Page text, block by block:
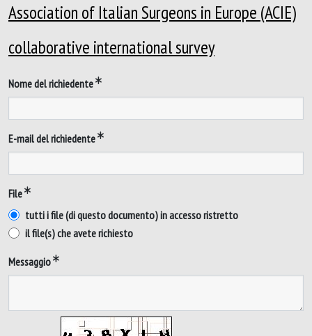
Association of Italian Surgeons in Europe (ACIE)
collaborative international survey
Nome del richiedente
E-mail del richiedente
File
tutti i file (di questo documento) in accesso ristretto
il file(s) che avete richiesto
Messaggio